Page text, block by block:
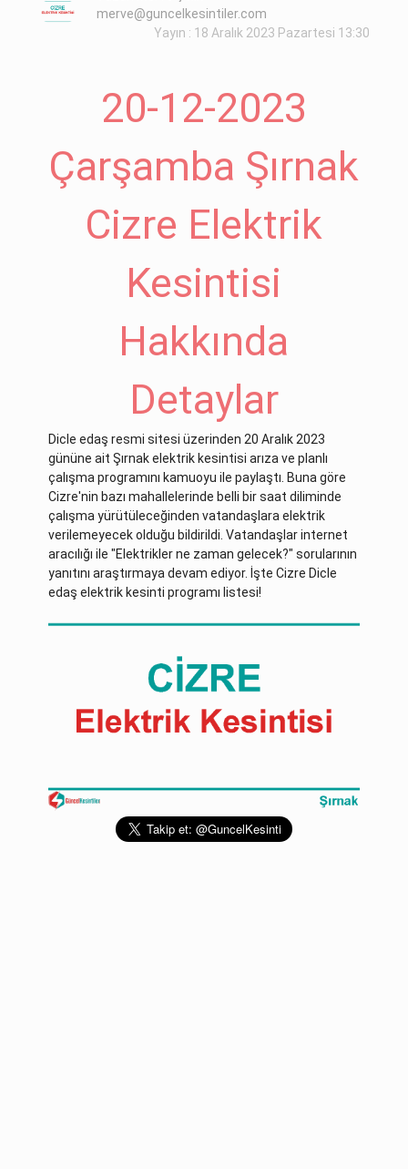
merve@guncelkesintiler.com
Yayın : 18 Aralık 2023 Pazartesi 13:30
20-12-2023
Çarşamba Şırnak
Cizre Elektrik
Kesintisi
Hakkında
Detaylar
Dicle edaş resmi sitesi üzerinden 20 Aralık 2023
gününe ait Şırnak elektrik kesintisi arıza ve planlı
çalışma programını kamuoyu ile paylaştı. Buna göre
Cizre'nin bazı mahallelerinde belli bir saat diliminde
çalışma yürütüleceğinden vatandaşlara elektrik
verilemeyecek olduğu bildirildi. Vatandaşlar internet
aracılığı ile "Elektrikler ne zaman gelecek?" sorularının
yanıtını araştırmaya devam ediyor. İşte Cizre Dicle
edaş elektrik kesinti programı listesi!